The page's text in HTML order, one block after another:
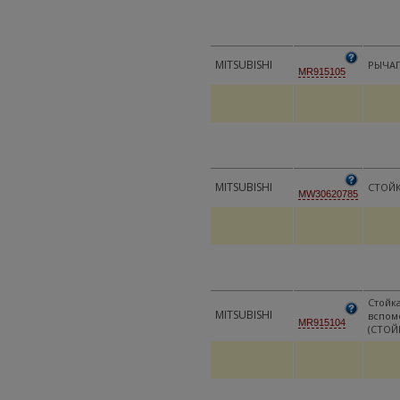
MITSUBISHI MR915105
MITSUBISHI MW30620785
MITSUBISHI MR915104